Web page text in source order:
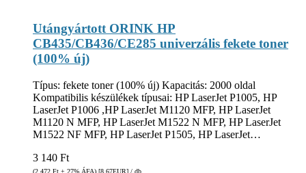
Utángyártott ORINK HP
CB435/CB436/CE285 univerzális fekete toner
(100% új)
Típus: fekete toner (100% új) Kapacitás: 2000 oldal
Kompatibilis készülékek típusai: HP LaserJet P1005, HP
LaserJet P1006 ,HP LaserJet M1120 MFP, HP LaserJet
M1120 N MFP, HP LaserJet M1522 N MFP, HP LaserJet
M1522 NF MFP, HP LaserJet P1505, HP LaserJet…
3 140 Ft
(2 472 Ft + 27% ÁFA) [8.67EUR] / db